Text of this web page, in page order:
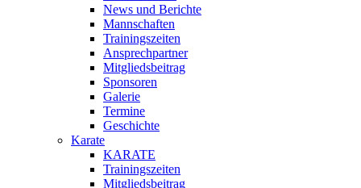
News und Berichte
Mannschaften
Trainingszeiten
Ansprechpartner
Mitgliedsbeitrag
Sponsoren
Galerie
Termine
Geschichte
Karate
KARATE
Trainingszeiten
Mitgliedsbeitrag